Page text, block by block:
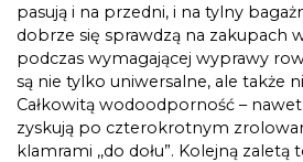
pasują i na przedni, i na tylny
dobrze się sprawdzą na zakupach
podczas wymagającej wyprawy
są nie tylko uniwersalne, ale także
Całkowitą wodoodporność –
zyskują po czterokrotnym
klamrami ,,do dołu”. Kolejną zaletą